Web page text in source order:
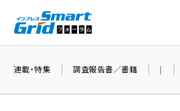
ン
スマートグリ
連載・特集 調査報告書／書籍 |